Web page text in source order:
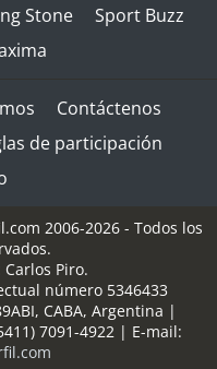
Stone
Sport Buzz
Contáctenos
de participación
2006-2026 - Todos los
Piro.
número 5346433
, CABA, Argentina |
7091-4922| E-mail: